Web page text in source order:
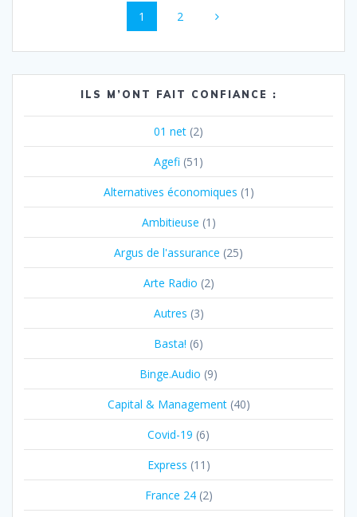
Page
1 Page
2
ILS M’ONT FAIT CONFIANCE :
01 net (2)
Agefi (51)
Alternatives économiques (1)
Ambitieuse (1)
Argus de l'assurance (25)
Arte Radio (2)
Autres (3)
Basta! (6)
Binge.Audio (9)
Capital & Management(40)
Covid-19 (6)
Express (11)
France 24(2)